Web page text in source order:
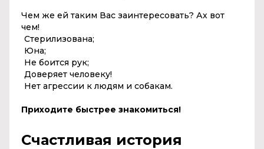
Чем же ей таким Вас заинтересовать? Ах вот
чем!
Стерилизована;
Юна;
Не боится рук;
Доверяет человеку!
Нет агрессии к людям и собакам.
Приходите быстрее знакомиться!
Счастливая история